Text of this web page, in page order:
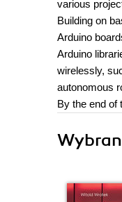
various
Building on
Arduino
Arduino
wirelessly,
autonomous
By the end of